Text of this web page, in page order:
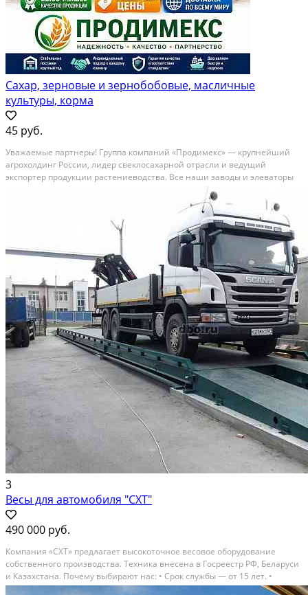
Сахар, зерновые и зернобобовые, масличные
культуры, корма
45 руб.
Уважаемые партнеры! Группа компаний «Продимекс» — крупнейший
агрохолдинг России, лидер свеклосахарной отрасли и ведущий
экспортер продукции растениеводства. Все наши заводы и элеваторы
внесены в реестр экспортеров ФГИС «Цербер» и аккредитованы
Россельхознадзором для поставок на внешние рынки....
3
Весы для автомобиля "СХТ"
490 000 руб.
Компания «СХТ» предлагает высокоточное весовое оборудование
собственного производства. Техника внесена в Госреестр РФ, Беларуси
и Казахстана. Почему выбирают нас: • Срок службы — от 15 лет. •
Точность по ГОСТ. • Гарантия 3 года и сервисное сопровождение. •